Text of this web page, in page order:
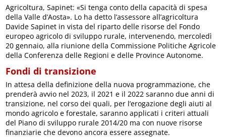
Agricoltura, Sapinet: «Si tenga conto della capacità di spesa
della Valle d’Aosta». Lo ha detto l’assessore all’agricoltura
Davide Sapinet in vista del riparto delle risorse del Fondo
europeo agricolo di sviluppo rurale, intervenendo, mercoledì
20 gennaio, alla riunione della Commissione Politiche Agricole
della Conferenza delle Regioni e delle Province Autonome.
Fondi di transizione
In attesa della definizione della nuova programmazione, che
prenderà avvio nel 2023, il 2021 e il 2022 saranno due anni di
transizione, nel corso dei quali, per l’erogazione degli aiuti al
mondo agricolo e forestale, saranno applicati i criteri attuali
del Piano di sviluppo rurale 2014/20 ma con nuove risorse
finanziarie che devono ancora essere assegnate.